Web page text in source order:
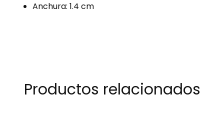
Anchura: 1.4 cm
Productos relacionados